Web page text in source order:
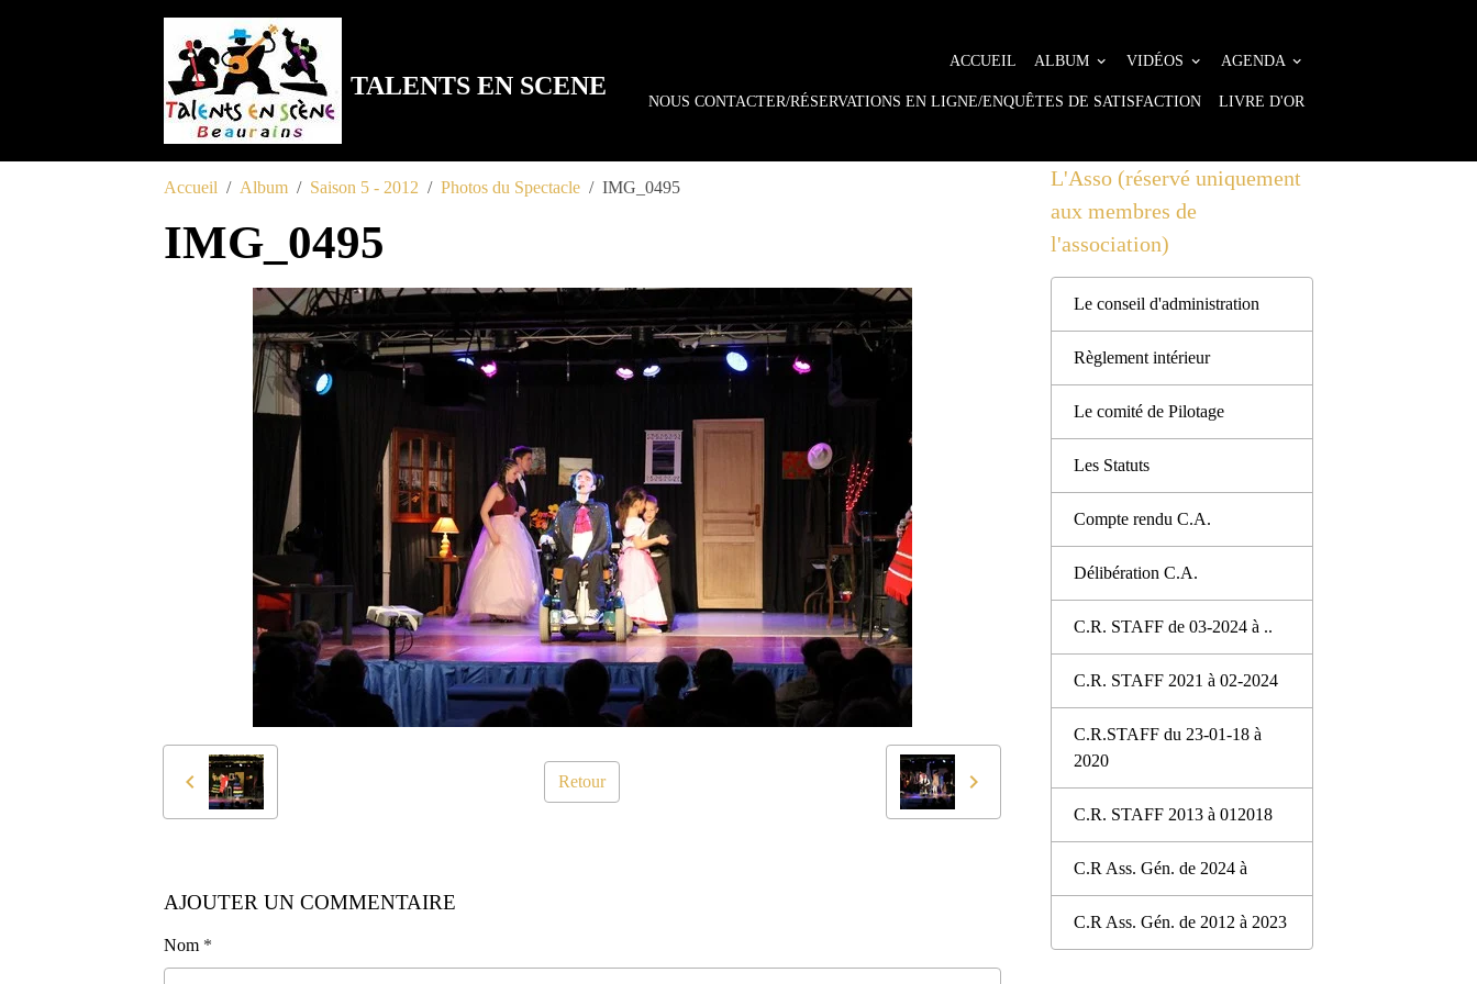
TALENTS EN SCENE
ACCUEIL ALBUM VIDÉOS AGENDA
NOUS CONTACTER/RÉSERVATIONS EN LIGNE/ENQUÊTES DE SATISFACTION LIVRE D'OR
Accueil Album Saison 5 - 2012 Photos du Spectacle IMG_0495
IMG_0495
Retour
AJOUTER UN COMMENTAIRE
Nom
L'Asso (réservé uniquement
aux membres de
l'association)
Le conseil d'administration
Règlement intérieur
Le comité de Pilotage
Les Statuts
Compte rendu C.A.
Délibération C.A.
C.R. STAFF de 03-2024 à ..
C.R. STAFF 2021 à 02-2024
C.R.STAFF du 23-01-18 à
2020
C.R. STAFF 2013 à 012018
C.R Ass. Gén. de 2024 à
C.R Ass. Gén. de 2012 à 2023